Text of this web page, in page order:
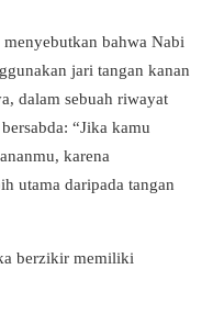
bahwa Nabi
jari tangan kanan
dalam sebuah riwayat
“Jika kamu
karena
utama daripada tangan
berzikir memiliki